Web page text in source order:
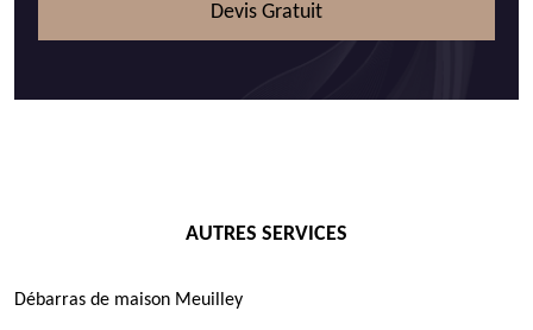
Devis Gratuit
AUTRES SERVICES
Débarras de maison Meuilley